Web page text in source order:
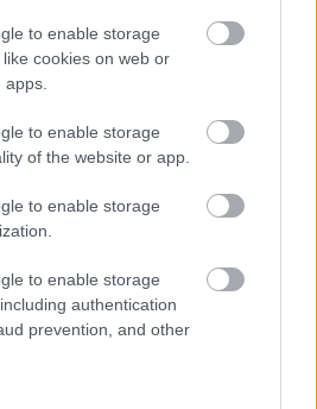
to enable storage
cookies on web or
to enable storage
of the website or app.
to enable storage
to enable storage
authentication
prevention, and other